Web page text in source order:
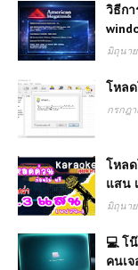
วิธีก
มิถุนาย
โหล
กรกฎา
โหล
แสน
มิถุนาย
💻 โ
คนเ